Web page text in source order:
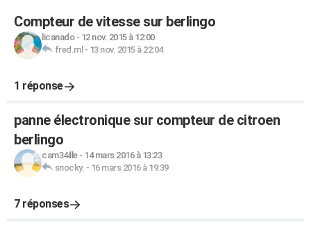
Compteur de vitesse sur berlingo
licanado- 12 nov. 2015 à 12:00
fred.ml - 13 nov. 2015 à 22:04
1 réponse
panne électronique sur compteur de citroen
berlingo
cam34ille- 14 mars 2016 à 13:23
snocky. - 16 mars 2016 à 19:39
7 réponses